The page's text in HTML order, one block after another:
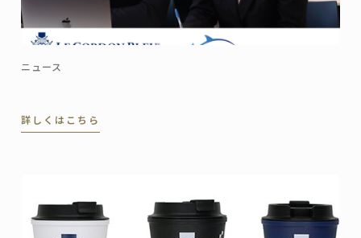
ニュース
詳しくはこちら